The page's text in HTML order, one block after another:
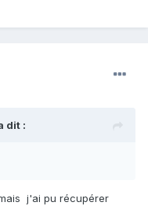
dit :
j'ai pu récupérer